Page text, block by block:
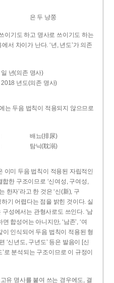
은 두 냥쭝
이기도 하고 명사로 쓰이기도 하는
서 차이가 난다. ‘년, 년도’가 의존
일 년(의존 명사)
2018 년도(의존 명사)
는 두음 법칙이 적용되지 않으므로
배뇨(排尿)
탐닉(耽溺)
이미 두음 법칙이 적용된 자립적인
합한 구조이므로 ‘신여성, 구여성,
한자’라고 한 것은 ‘신(新), 구
기 어렵다는 점을 밝힌 것이다. 실
구성에서는 관형사로도 쓰인다. ‘남
합성어는 아니지만, ‘남존’, ‘여
이 인식되어 두음 법칙이 적용된 형
‘신년도, 구년도’ 등은 발음이 [신
로 분석되는 구조이므로 이 규정이
유 명사를 붙여 쓰는 경우에도, 결